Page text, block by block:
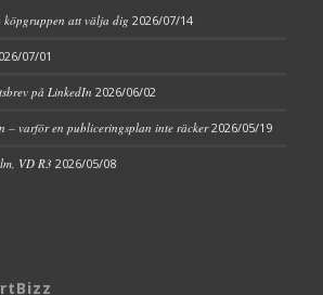
att välja dig 2026/07/14
07/01
på LinkedIn 2026/06/02
– varför en publiceringsplan inte räcker 2026/05/19
VD R3 2026/05/08